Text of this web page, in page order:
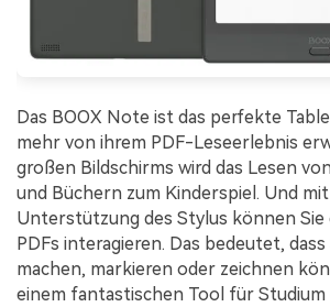
Das BOOX Note ist das perfekte
mehr von ihrem PDF-Leseerlebnis
großen Bildschirms wird das Lesen
und Büchern zum Kinderspiel. Und
Unterstützung des Stylus können
PDFs interagieren. Das bedeutet,
machen, markieren oder zeichnen
einem fantastischen Tool für